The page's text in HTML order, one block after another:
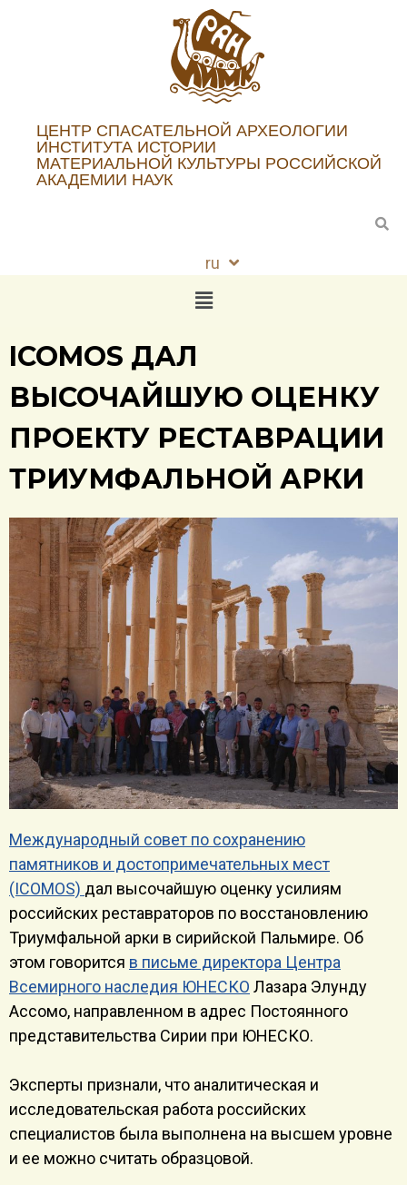
ЦЕНТР СПАСАТЕЛЬНОЙ АРХЕОЛОГИИ
ИНСТИТУТА ИСТОРИИ
МАТЕРИАЛЬНОЙ КУЛЬТУРЫ РОССИЙСКОЙ
АКАДЕМИИ НАУК
ru
en
ICOMOS ДАЛ
ВЫСОЧАЙШУЮ ОЦЕНКУ
ПРОЕКТУ РЕСТАВРАЦИИ
ТРИУМФАЛЬНОЙ АРКИ
Международный совет по сохранению
памятников и достопримечательных мест
(ICOMOS) дал высочайшую оценку усилиям
российских реставраторов по восстановлению
Триумфальной арки в сирийской Пальмире. Об
этом говорится в письме директора Центра
Всемирного наследия ЮНЕСКО Лазара Элунду
Ассомо, направленном в адрес Постоянного
представительства Сирии при ЮНЕСКО.
Эксперты признали, что аналитическая и
исследовательская работа российских
специалистов была выполнена на высшем уровне
и ее можно считать образцовой.